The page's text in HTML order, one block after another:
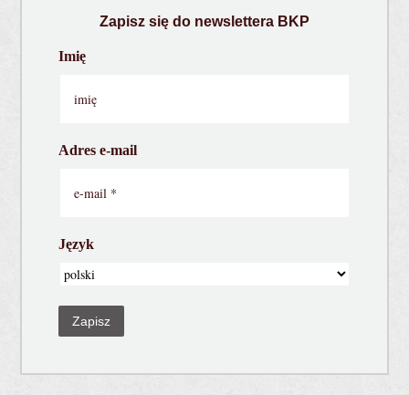
Zapisz się do newslettera BKP
Imię
Adres e-mail
Język
Zapisz